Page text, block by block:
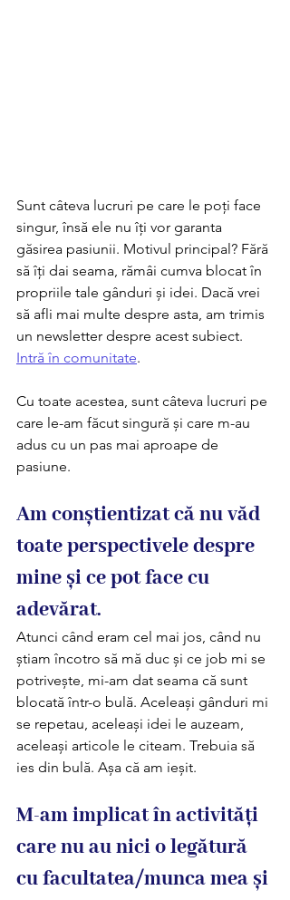
Sunt câteva lucruri pe care le poți face
singur, însă ele nu îți vor garanta
găsirea pasiunii. Motivul principal? Fără
să îți dai seama, rămâi cumva blocat în
propriile tale gânduri și idei. Dacă vrei
să afli mai multe despre asta, am trimis
un newsletter despre acest subiect.
Intră în comunitate.
Cu toate acestea, sunt câteva lucruri pe
care le-am făcut singură și care m-au
adus cu un pas mai aproape de
pasiune.
Am conștientizat că nu văd
toate perspectivele despre
mine și ce pot face cu
adevărat.
Atunci când eram cel mai jos, când nu
știam încotro să mă duc și ce job mi se
potrivește, mi-am dat seama că sunt
blocată într-o bulă. Aceleași gânduri mi
se repetau, aceleași idei le auzeam,
aceleași articole le citeam. Trebuia să
ies din bulă. Așa că am ieșit.
M-am implicat în activități
care nu au nici o legătură
cu facultatea/munca mea și